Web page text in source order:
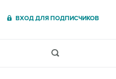
ВХОД ДЛЯ ПОДПИСЧИКОВ